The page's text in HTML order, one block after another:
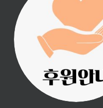
진리횃불 사역은
의 후원으로 이루
다.